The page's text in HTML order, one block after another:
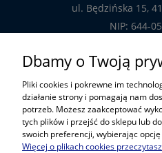
ul. Będzińska 15,
NIP: 644-
tel.: 32-
tel. kom:
Dbamy o Twoją
Pliki cookies i pokrewne im
działanie strony i pomagają nam
potrzeb. Możesz zaakceptować
tych plików i przejść do sklepu lub
swoich preferencji, wybierając
Więcej o plikach cookies